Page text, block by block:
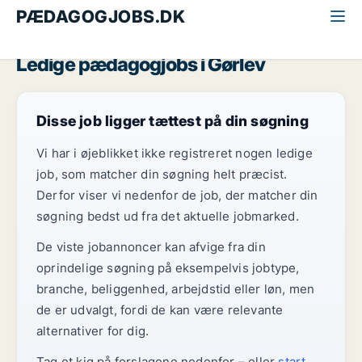
PÆDAGOGJOBS.DK
Ledige pædagogjobs i Gørlev
Disse job ligger tættest på din søgning
Vi har i øjeblikket ikke registreret nogen ledige
job, som matcher din søgning helt præcist.
Derfor viser vi nedenfor de job, der matcher din
søgning bedst ud fra det aktuelle jobmarked.
De viste jobannoncer kan afvige fra din
oprindelige søgning på eksempelvis jobtype,
branche, beliggenhed, arbejdstid eller løn, men
de er udvalgt, fordi de kan være relevante
alternativer for dig.